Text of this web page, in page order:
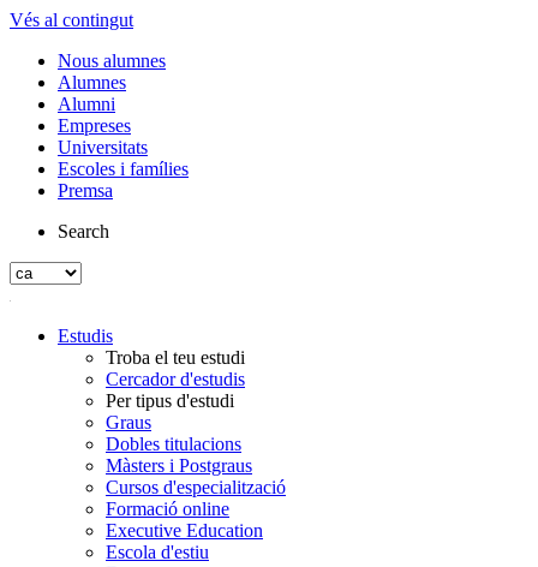
Vés al contingut
Nous alumnes
Alumnes
Alumni
Empreses
Universitats
Escoles i famílies
Premsa
Search
Estudis
Troba el teu estudi
Cercador d'estudis
Per tipus d'estudi
Graus
Dobles titulacions
Màsters i Postgraus
Cursos d'especialització
Formació online
Executive Education
Escola d'estiu